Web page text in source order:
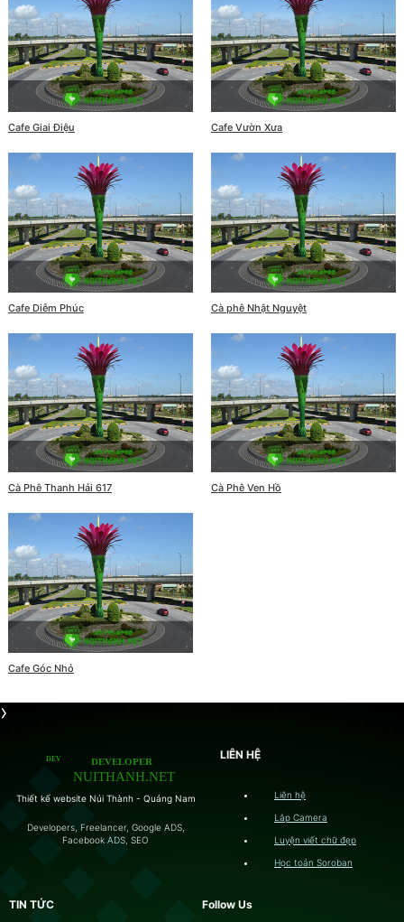
Cafe Giai Điệu Cafe Vườn Xưa
Cafe Diễm Phúc Cà phê Nhật Nguyệt
Cà Phê Thanh Hải 617 Cà Phê Ven Hồ
Cafe Góc Nhỏ
Thiết kế website Núi Thành - Quảng Nam
Developers, Freelancer, Google ADS,
Facebook ADS, SEO
LIÊN HỆ
Liên hệ
Lắp Camera
Luyện viết chữ đẹp
Học toán Soroban
TIN TỨC Follow Us